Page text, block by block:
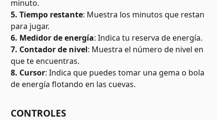
minuto.
5. Tiempo restante: Muestra los minutos que restan
para jugar.
6. Medidor de energía: Indica tu reserva de energía.
7. Contador de nivel: Muestra el número de nivel en
que te encuentras.
8. Cursor: Indica que puedes tomar una gema o bola
de energía flotando en las cuevas.
CONTROLES